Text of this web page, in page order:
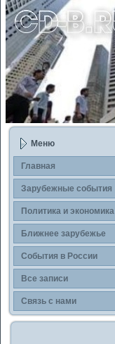
Меню
Главная
Зарубежные сοбытия
Политика и экономика
Ближнее зарубежье
События в России
Все записи
Связь с нами